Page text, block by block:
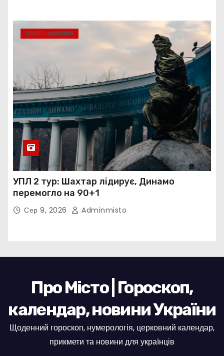
СПОРТ І ЗДОРОВ’Я
УПЛ 2 тур: Шахтар лідирує, Динамо
перемогло на 90+1
Сер 9, 2026 Adminmisto
Про Місто | Гороскоп,
календар, новини України
Щоденний гороскоп, нумерологія, церковний календар,
прикмети та новини для українців